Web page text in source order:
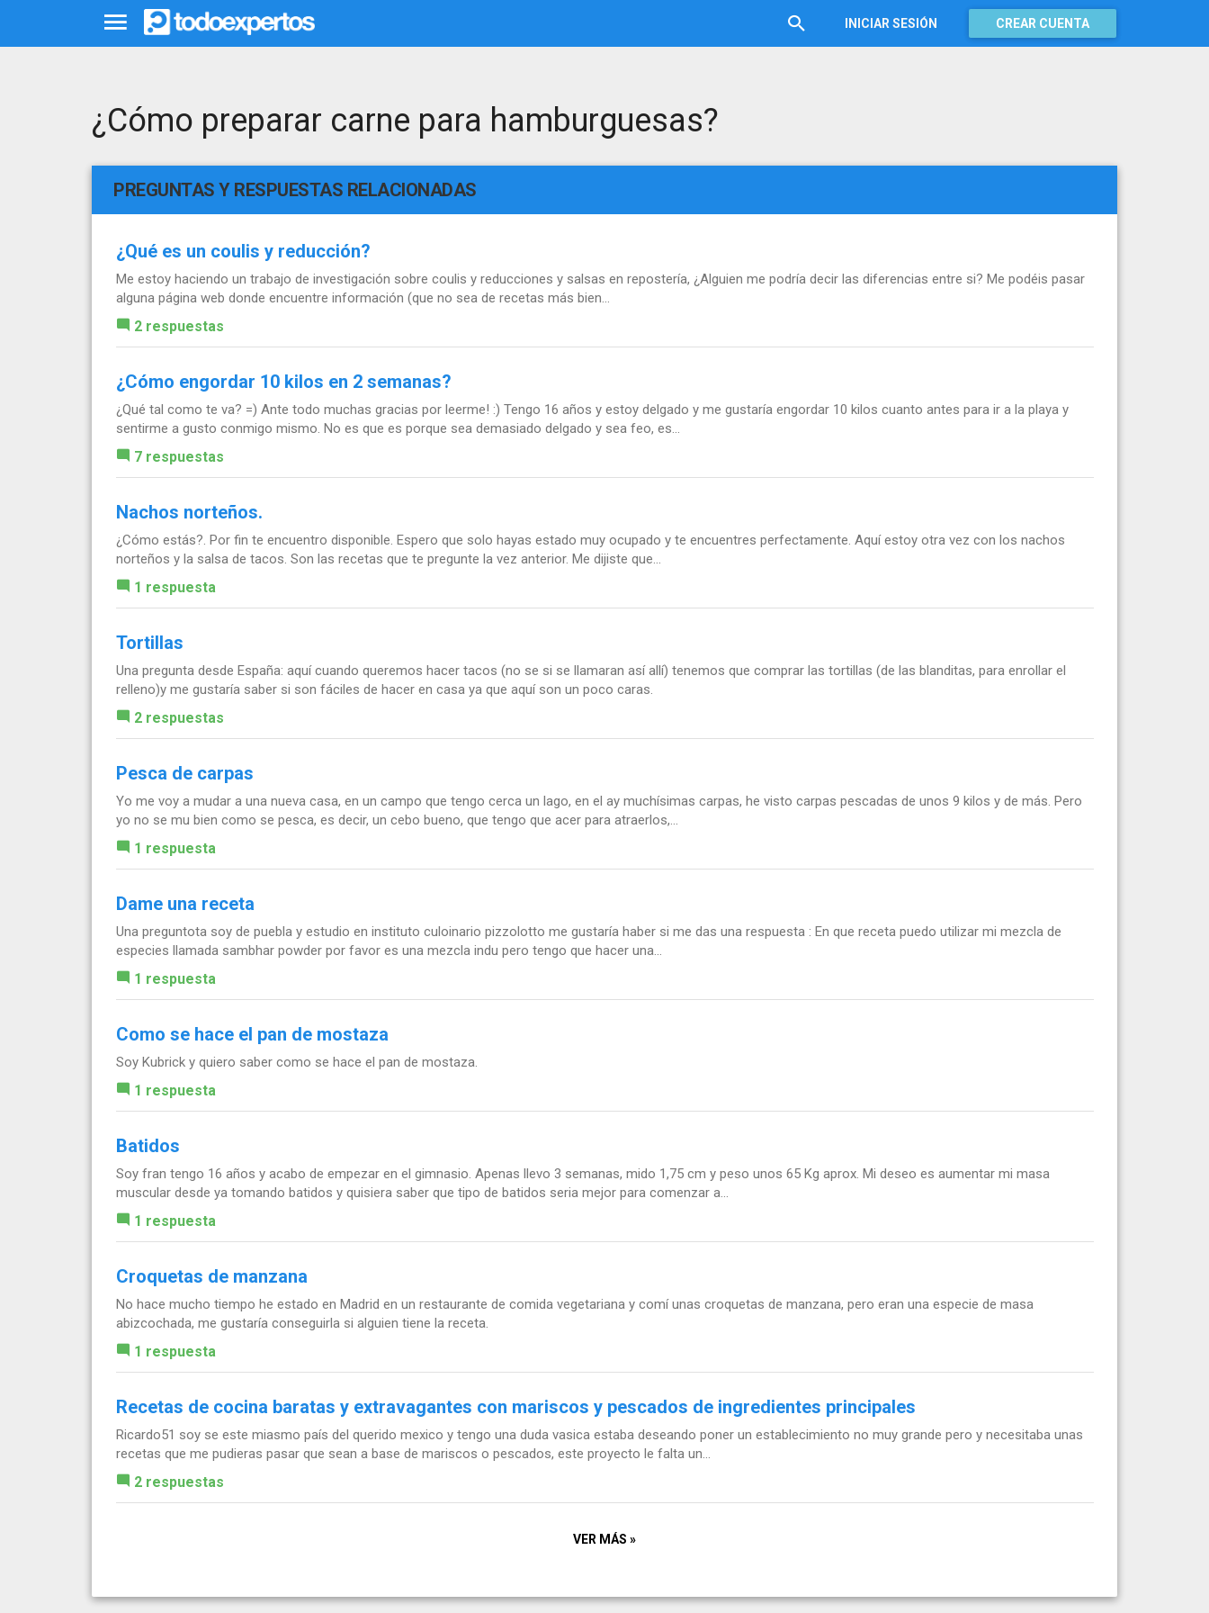
INICIAR SESIÓN CREAR CUENTA
¿Cómo preparar carne para hamburguesas?
PREGUNTAS Y RESPUESTAS RELACIONADAS
¿Qué es un coulis y reducción?
Me estoy haciendo un trabajo de investigación sobre coulis y reducciones y salsas en repostería, ¿Alguien me podría decir las diferencias entre si? Me podéis pasar
alguna página web donde encuentre información (que no sea de recetas más bien...
2 respuestas
¿Cómo engordar 10 kilos en 2 semanas?
¿Qué tal como te va? =) Ante todo muchas gracias por leerme! :) Tengo 16 años y estoy delgado y me gustaría engordar 10 kilos cuanto antes para ir a la playa y
sentirme a gusto conmigo mismo. No es que es porque sea demasiado delgado y sea feo, es...
7 respuestas
Nachos norteños.
¿Cómo estás?. Por fin te encuentro disponible. Espero que solo hayas estado muy ocupado y te encuentres perfectamente. Aquí estoy otra vez con los nachos
norteños y la salsa de tacos. Son las recetas que te pregunte la vez anterior. Me dijiste que...
1 respuesta
Tortillas
Una pregunta desde España: aquí cuando queremos hacer tacos (no se si se llamaran así allí) tenemos que comprar las tortillas (de las blanditas, para enrollar el
relleno)y me gustaría saber si son fáciles de hacer en casa ya que aquí son un poco caras.
2 respuestas
Pesca de carpas
Yo me voy a mudar a una nueva casa, en un campo que tengo cerca un lago, en el ay muchísimas carpas, he visto carpas pescadas de unos 9 kilos y de más. Pero
yo no se mu bien como se pesca, es decir, un cebo bueno, que tengo que acer para atraerlos,...
1 respuesta
Dame una receta
Una preguntota soy de puebla y estudio en instituto culoinario pizzolotto me gustaría haber si me das una respuesta : En que receta puedo utilizar mi mezcla de
especies llamada sambhar powder por favor es una mezcla indu pero tengo que hacer una...
1 respuesta
Como se hace el pan de mostaza
Soy Kubrick y quiero saber como se hace el pan de mostaza.
1 respuesta
Batidos
Soy fran tengo 16 años y acabo de empezar en el gimnasio. Apenas llevo 3 semanas, mido 1,75 cm y peso unos 65 Kg aprox. Mi deseo es aumentar mi masa
muscular desde ya tomando batidos y quisiera saber que tipo de batidos seria mejor para comenzar a...
1 respuesta
Croquetas de manzana
No hace mucho tiempo he estado en Madrid en un restaurante de comida vegetariana y comí unas croquetas de manzana, pero eran una especie de masa
abizcochada, me gustaría conseguirla si alguien tiene la receta.
1 respuesta
Recetas de cocina baratas y extravagantes con mariscos y pescados de ingredientes principales
Ricardo51 soy se este miasmo país del querido mexico y tengo una duda vasica estaba deseando poner un establecimiento no muy grande pero y necesitaba unas
recetas que me pudieras pasar que sean a base de mariscos o pescados, este proyecto le falta un...
2 respuestas
VER MÁS »